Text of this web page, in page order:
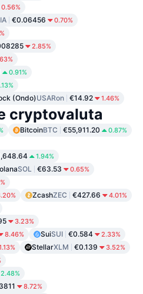
0.56%
€0.06456 0.70%
2.85%
0.91%
(Ondo)USARon €14.92 1.46%
cryptovaluta
BitcoinBTC €55,911.20 0.87%
1.94%
SOL €63.53 0.65%
ZcashZEC €427.66 4.01%
3.23%
8.46% SuiSUI €0.584 2.33%
StellarXLM €0.139 3.52%
2.48%
8.72%